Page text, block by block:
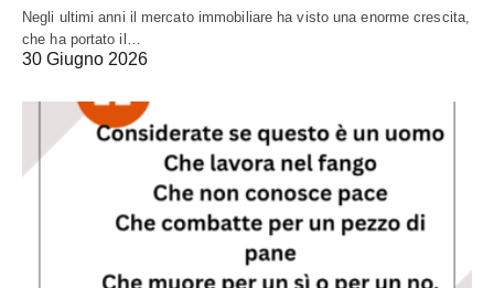
Negli ultimi anni il mercato immobiliare ha visto una enorme crescita,
che ha portato il…
30 Giugno 2026